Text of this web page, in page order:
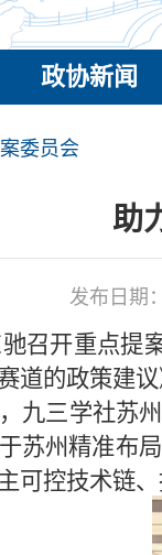
政协新闻
委员会
助
发布日期
召开重点提
道的政策建
九三学社苏
苏州精准布
可控技术链